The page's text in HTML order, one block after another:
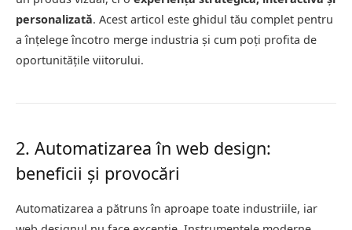
personalizată. Acest articol este ghidul tău complet pentru
a înțelege încotro merge industria și cum poți profita de
oportunitățile viitorului.
2. Automatizarea în web design:
beneficii și provocări
Automatizarea a pătruns în aproape toate industriile, iar